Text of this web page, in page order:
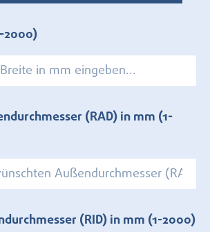
2000)
(RAD) in mm (1-
(RID) in mm (1-2000)